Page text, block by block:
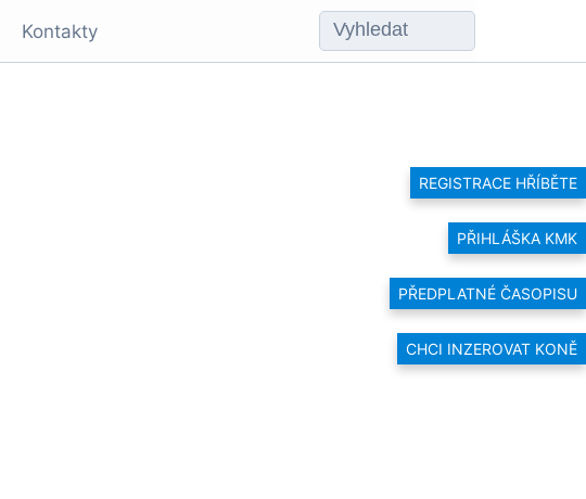
REGISTRACE HŘÍBĚTE
PŘIHLÁŠKA KMK
PŘEDPLATNÉ ČASOPISU
CHCI INZEROVAT KONĚ
Kontakty